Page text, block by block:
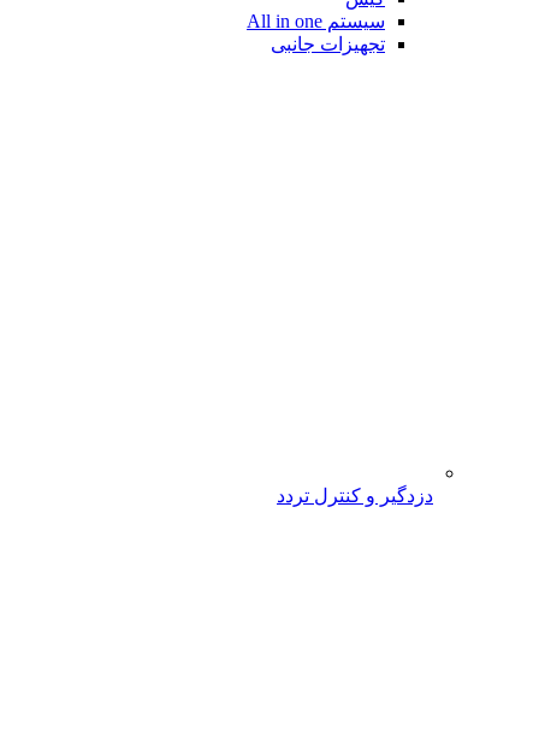
سیستم All in one
تجهیزات جانبی
دزدگیر و کنترل تردد